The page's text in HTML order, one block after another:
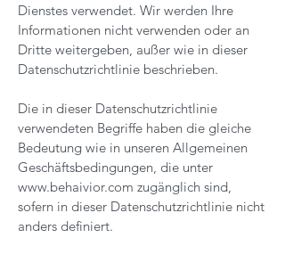
Dienstes verwendet. Wir werden Ihre
Informationen nicht verwenden oder an
Dritte weitergeben, außer wie in dieser
Datenschutzrichtlinie beschrieben.
Die in dieser Datenschutzrichtlinie
verwendeten Begriffe haben die gleiche
Bedeutung wie in unseren Allgemeinen
Geschäftsbedingungen, die unter
www.behaivior.com zugänglich sind,
sofern in dieser Datenschutzrichtlinie nicht
anders definiert.